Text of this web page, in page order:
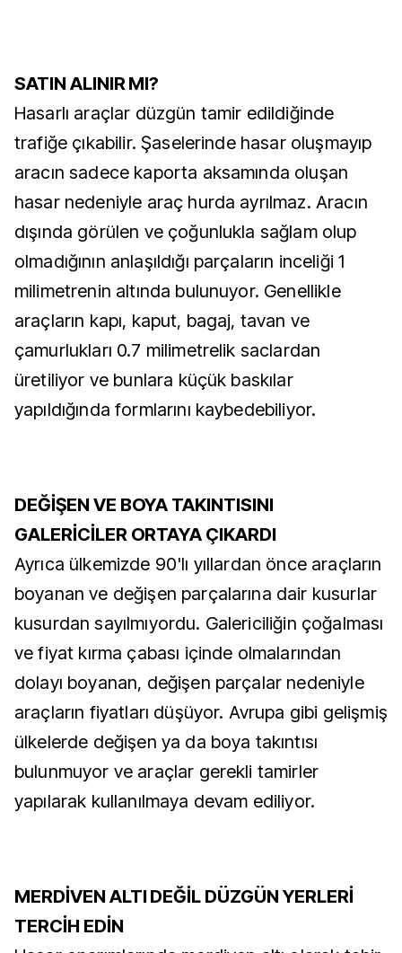
SATIN ALINIR MI?
Hasarlı araçlar düzgün tamir edildiğinde
trafiğe çıkabilir. Şaselerinde hasar oluşmayıp
aracın sadece kaporta aksamında oluşan
hasar nedeniyle araç hurda ayrılmaz. Aracın
dışında görülen ve çoğunlukla sağlam olup
olmadığının anlaşıldığı parçaların inceliği 1
milimetrenin altında bulunuyor. Genellikle
araçların kapı, kaput, bagaj, tavan ve
çamurlukları 0.7 milimetrelik saclardan
üretiliyor ve bunlara küçük baskılar
yapıldığında formlarını kaybedebiliyor.
DEĞİŞEN VE BOYA TAKINTISINI
GALERİCİLER ORTAYA ÇIKARDI
Ayrıca ülkemizde 90'lı yıllardan önce araçların
boyanan ve değişen parçalarına dair kusurlar
kusurdan sayılmıyordu. Galericiliğin çoğalması
ve fiyat kırma çabası içinde olmalarından
dolayı boyanan, değişen parçalar nedeniyle
araçların fiyatları düşüyor. Avrupa gibi gelişmiş
ülkelerde değişen ya da boya takıntısı
bulunmuyor ve araçlar gerekli tamirler
yapılarak kullanılmaya devam ediliyor.
MERDİVEN ALTI DEĞİL DÜZGÜN YERLERİ
TERCİH EDİN